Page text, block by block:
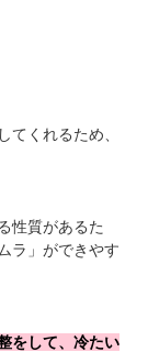
てくれるため、
性質があるた
ラ」ができやす
をして、冷たい